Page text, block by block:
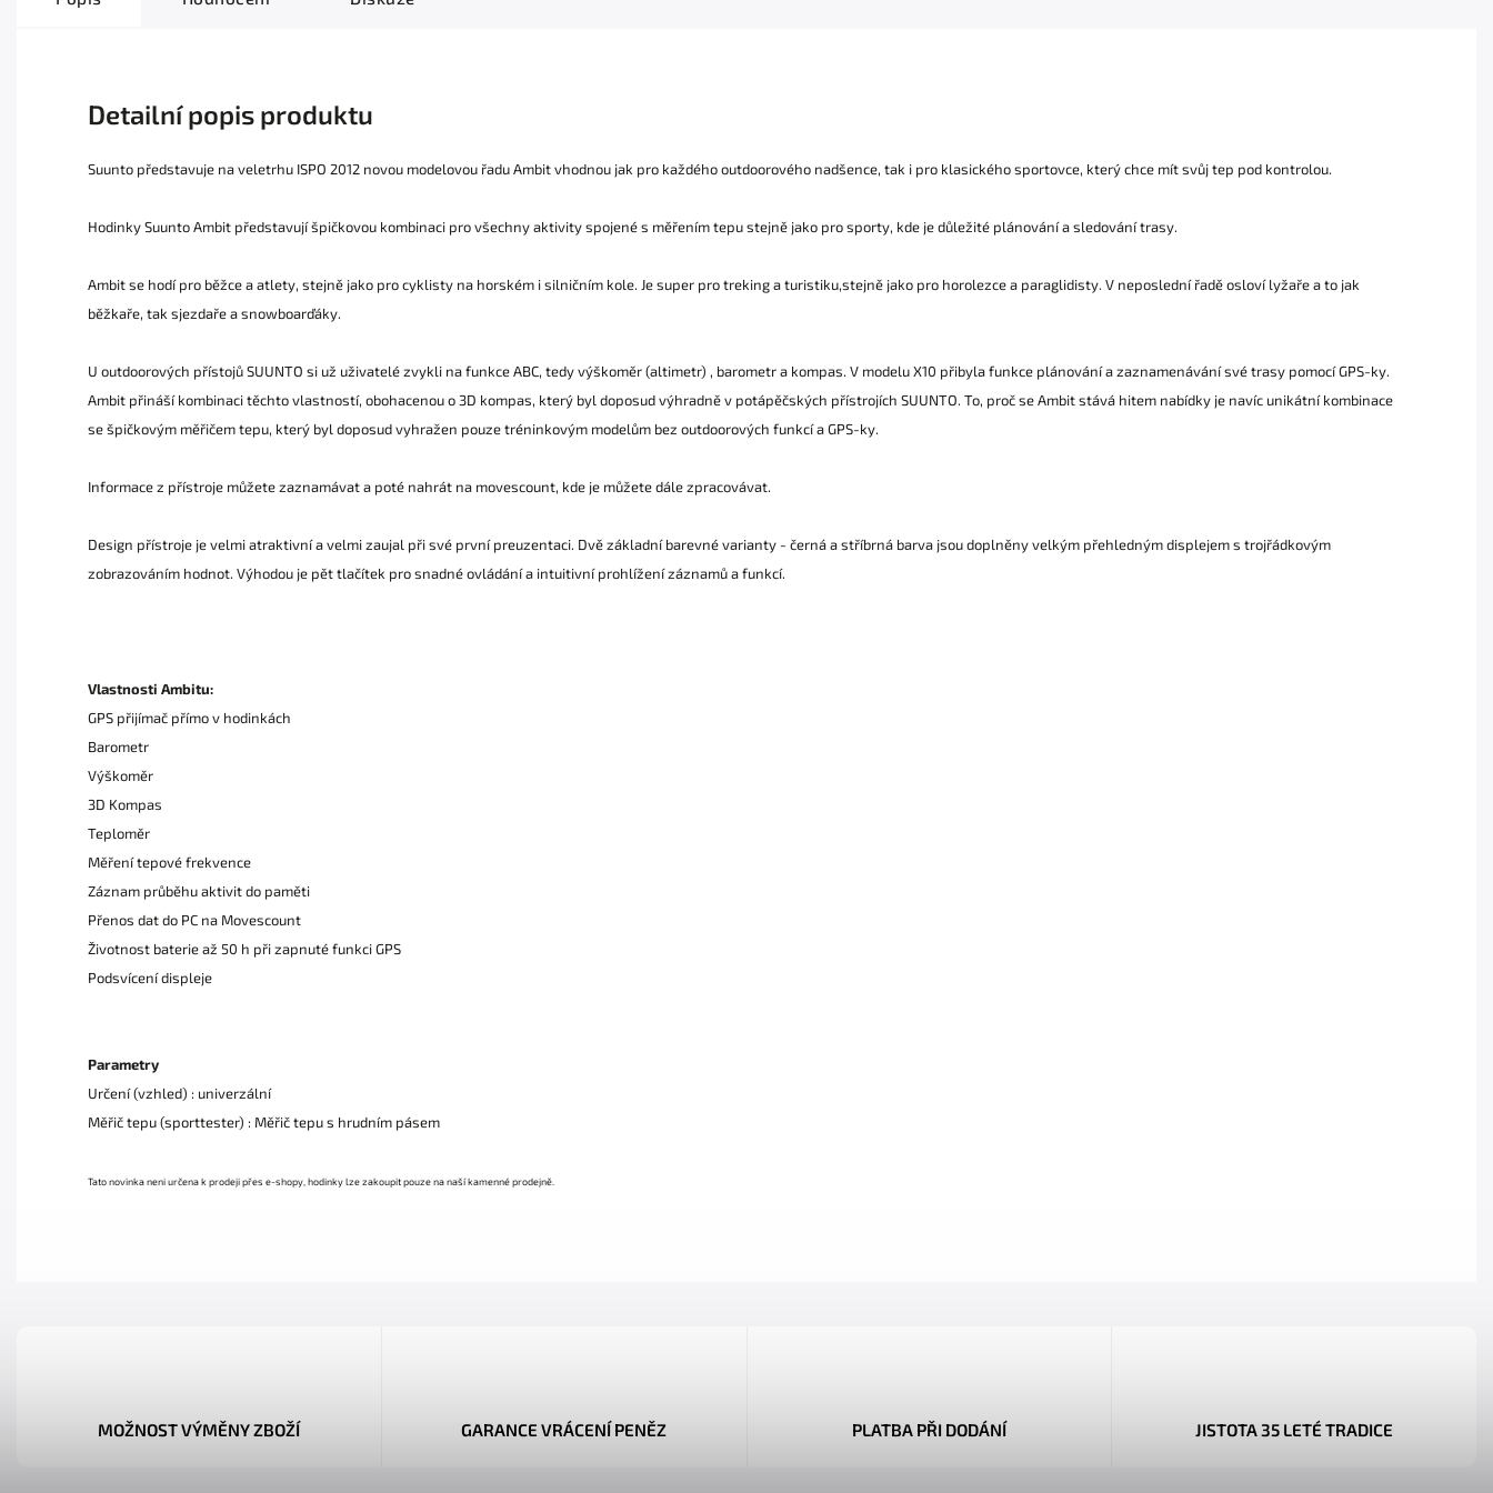
Detailní popis produktu
Suunto představuje na veletrhu ISPO 2012 novou modelovou řadu Ambit vhodnou jak pro každého outdoorového nadšence, tak i pro klasického sportovce, který chce mít svůj tep pod kontrolou.
Hodinky Suunto Ambit představují špičkovou kombinaci pro všechny aktivity spojené s měřením tepu stejně jako pro sporty, kde je důležité plánování a sledování trasy.
Ambit se hodí pro běžce a atlety, stejně jako pro cyklisty na horském i silničním kole. Je super pro treking a turistiku,stejně jako pro horolezce a paraglidisty. V neposlední řadě osloví lyžaře a to jak
běžkaře, tak sjezdaře a snowboarďáky.
U outdoorových přístojů SUUNTO si už uživatelé zvykli na funkce ABC, tedy výškoměr (altimetr) , barometr a kompas. V modelu X10 přibyla funkce plánování a zaznamenávání své trasy pomocí GPS-ky.
Ambit přináší kombinaci těchto vlastností, obohacenou o 3D kompas, který byl doposud výhradně v potápěčských přístrojích SUUNTO. To, proč se Ambit stává hitem nabídky je navíc unikátní kombinace
se špičkovým měřičem tepu, který byl doposud vyhražen pouze tréninkovým modelům bez outdoorových funkcí a GPS-ky.
Informace z přístroje můžete zaznamávat a poté nahrát na movescount, kde je můžete dále zpracovávat.
Design přístroje je velmi atraktivní a velmi zaujal při své první preuzentaci. Dvě základní barevné varianty - černá a stříbrná barva jsou doplněny velkým přehledným displejem s trojřádkovým
zobrazováním hodnot. Výhodou je pět tlačítek pro snadné ovládání a intuitivní prohlížení záznamů a funkcí.
Vlastnosti Ambitu:
GPS přijímač přímo v hodinkách
Barometr
Výškoměr
3D Kompas
Teploměr
Měření tepové frekvence
Záznam průběhu aktivit do paměti
Přenos dat do PC na Movescount
Životnost baterie až 50 h při zapnuté funkci GPS
Podsvícení displeje
Parametry
Určení (vzhled) : univerzální
Měřič tepu (sporttester) : Měřič tepu s hrudním pásem
Tato novinka neni určena k prodeji přes e-shopy, hodinky lze zakoupit pouze na naší kamenné prodejně.
MOŽNOST VÝMĚNY ZBOŽÍ GARANCE VRÁCENÍ PENĚZ PLATBA PŘI DODÁNÍ JISTOTA 35 LETÉ TRADICE